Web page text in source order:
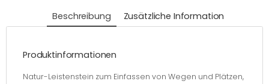
Beschreibung Zusätzliche Information
Produktinformationen
Natur-Leistenstein zum Einfassen von Wegen und Plätzen,